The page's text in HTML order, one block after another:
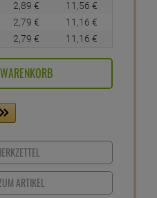
2, 89 € 11, 56 €
2, 79 € 11, 16 €
2, 79 € 11, 16 €
ARTIKEL